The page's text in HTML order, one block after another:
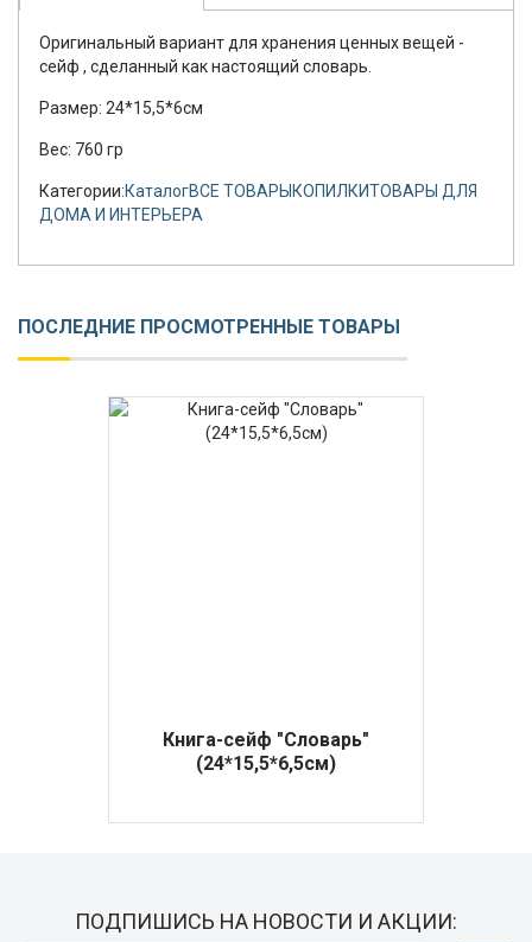
Оригинальный вариант для хранения ценных вещей -
сейф , сделанный как настоящий словарь.
Размер: 24*15,5*6см
Вес: 760 гр
Категории:КаталогВСЕ ТОВАРЫ КОПИЛКИТОВАРЫ ДЛЯ
ДОМА И ИНТЕРЬЕРА
ПОСЛЕДНИЕ ПРОСМОТРЕННЫЕ ТОВАРЫ
Книга-сейф "Словарь"
(24*15,5*6,5см)
ПОДПИШИСЬ НА НОВОСТИ И АКЦИИ: